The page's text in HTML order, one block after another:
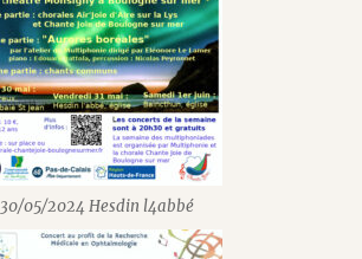
30/05/2024 Hesdin l4abbé